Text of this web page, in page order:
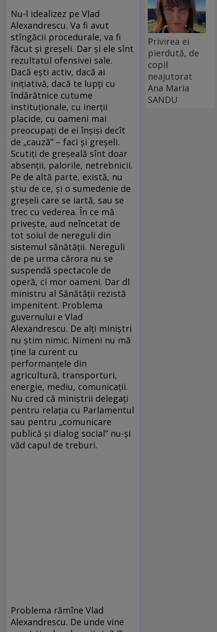
Nu-l idealizez pe Vlad
Alexandrescu. Va fi avut
stîngăcii procedurale, va fi
făcut şi greşeli. Dar şi ele sînt
rezultatul ofensivei sale.
Dacă eşti activ, dacă ai
iniţiativă, dacă te lupţi cu
îndărătnice cutume
instituţionale, cu inerţii
placide, cu oameni mai
preocupaţi de ei înşişi decît
de „cauză” – faci şi greşeli.
Scutiţi de greşeală sînt doar
absenţii, palorile, netrebnicii.
Pe de altă parte, există, nu
ştiu de ce, şi o sumedenie de
greşeli care se iartă, sau se
trec cu vederea. În ce mă
priveşte, aud neîncetat de
tot soiul de nereguli din
sistemul sănătăţii. Nereguli
de pe urma cărora nu se
suspendă spectacole de
operă, ci mor oameni. Dar dl
ministru al Sănătăţii rezistă
impenitent. Problema
guvernului e Vlad
Alexandrescu. De alţi miniştri
nu ştim nimic. Nimeni nu mă
ţine la curent cu
performanţele din
agricultură, transporturi,
energie, mediu, comunicaţii.
Nu cred că miniştrii delegaţi
pentru relaţia cu Parlamentul
sau pentru „comunicare
publică şi dialog social” nu-şi
văd capul de treburi.
Problema rămîne Vlad
Alexandrescu. De unde vine
Privirea ei
pierdută, de
copil
neajutorat
Ana Maria
SANDU